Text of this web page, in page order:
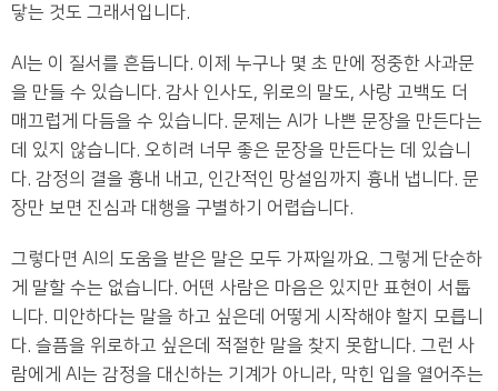
닿는 것도 그래서입니다.
AI는 이 질서를 흔듭니다. 이제 누구나 몇 초 만에 정중한 사과문
을 만들 수 있습니다. 감사 인사도, 위로의 말도, 사랑 고백도 더
매끄럽게 다듬을 수 있습니다. 문제는 AI가 나쁜 문장을 만든다는
데 있지 않습니다. 오히려 너무 좋은 문장을 만든다는 데 있습니
다. 감정의 결을 흉내 내고, 인간적인 망설임까지 흉내 냅니다. 문
장만 보면 진심과 대행을 구별하기 어렵습니다.
그렇다면 AI의 도움을 받은 말은 모두 가짜일까요. 그렇게 단순하
게 말할 수는 없습니다. 어떤 사람은 마음은 있지만 표현이 서툽
니다. 미안하다는 말을 하고 싶은데 어떻게 시작해야 할지 모릅니
다. 슬픔을 위로하고 싶은데 적절한 말을 찾지 못합니다. 그런 사
람에게 AI는 감정을 대신하는 기계가 아니라, 막힌 입을 열어주는